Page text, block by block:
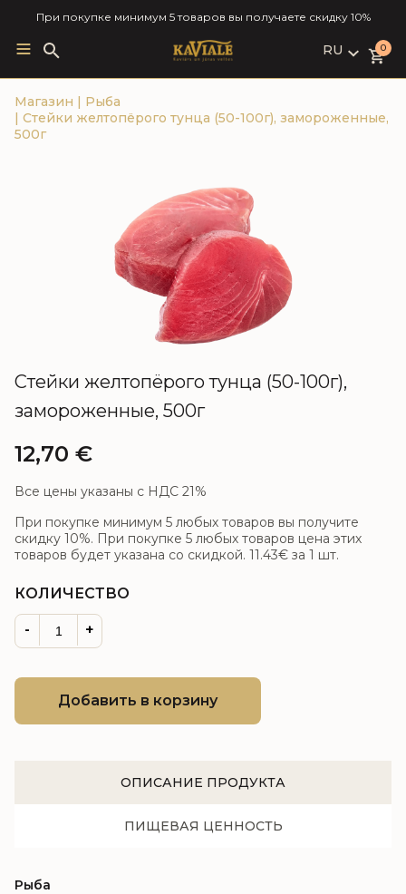
При покупке минимум 5 товаров вы получаете скидку 10%
Search
for:
RU
LV
0
Магазин | Рыба
| Стейки желтопёрого тунца (50-100г), замороженные,
500г
Стейки желтопёрого тунца (50-100г),
замороженные, 500г
12,70 €
Все цены указаны с НДС 21%
При покупке минимум 5 любых товаров вы получите
скидку 10%. При покупке 5 любых товаров цена этих
товаров будет указана со скидкой. 11.43€ за 1 шт.
КОЛИЧЕСТВО
- +
Добавить в корзину
ОПИСАНИЕ ПРОДУКТА
ПИЩЕВАЯ ЦЕННОСТЬ
Рыба